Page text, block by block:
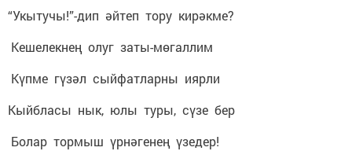
“Укытучы!”-дип әйтеп тору кирәкме?
Кешелекнең олуг заты-мөгаллим
Күпме гүзәл сыйфатларны иярли
Кыйбласы нык, юлы туры, сүзе бер
Болар тормыш үрнәгенең үзедер!